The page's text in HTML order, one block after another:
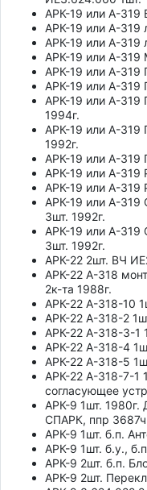
АРК-19 или А-319
АРК-19 или А-319
АРК-19 или А-319
АРК-19 или А-319
АРК-19 или А-319
АРК-19 или А-319
АРК-19 или А-319
1994г.
АРК-19 или А-319
1992г.
АРК-19 или А-319
АРК-19 или А-319
АРК-19 или А-319
АРК-19 или А-319
3шт. 1992г.
АРК-19 или А-319
3шт. 1992г.
АРК-22 2шт. ВЧ
АРК-22 А-318
2к-та 1988г.
АРК-22 А-318-10
АРК-22 А-318-2
АРК-22 А-318-3-1
АРК-22 А-318-4
АРК-22 А-318-5
АРК-22 А-318-7-1
согласующее
АРК-9 1шт. 1980г.
СПАРК, ппр
АРК-9 1шт. б.п.
АРК-9 1шт. б.у.,
АРК-9 2шт. б.п.
АРК-9 2шт.